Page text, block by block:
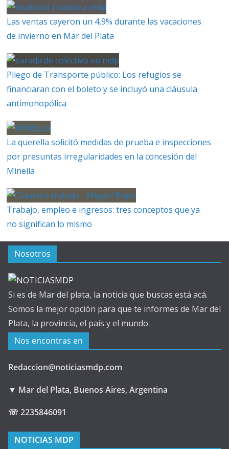
Las ventas cayeron un 4,9% durante las vacaciones
de invierno en Mar del Plata
Pliego de Transporte público: Los refugios se
financiaran con el boleto y se incluyó una cláusula
antimonopólica
La querella solicitó medidas de prueba e inspecciones
por presuntas irregularidades en la concesión del
Minella
Trabajo, empleo e ingresos: tres conceptos que ya
no significan lo mismo
Nosotros
Si es de Mar del plata, la noticia que buscas está acá.
Somos la mejor opción para que te informes de Mar del
Plata, la provincia, el país y el mundo.
Nos encontras en
Redaccion@noticiasmdp.com
▼ Mar del Plata, Buenos Aires, Argentina
☏ 2235846091
NOTICIAS MDP